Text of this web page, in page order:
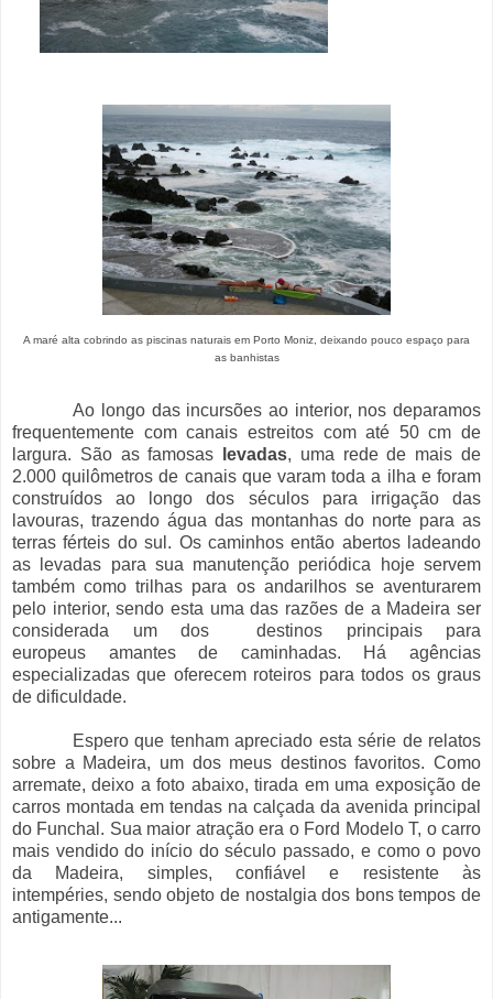
A maré alta cobrindo as piscinas naturais em Porto Moniz, deixando pouco espaço para
as banhistas
Ao longo das incursões ao interior, nos deparamos
frequentemente com canais estreitos com até 50 cm de
largura. São as famosas
levadas, uma rede de mais de
2.000 quilômetros de canais que varam toda a ilha e foram
construídos ao longo dos séculos para irrigação das
lavouras, trazendo água das montanhas do norte para as
terras férteis do sul. Os caminhos então abertos ladeando
as levadas para sua manutenção periódica hoje servem
também como trilhas para os andarilhos se aventurarem
pelo interior, sendo esta uma das razões de a Madeira ser
considerada um dos destinos principais para
europeus amantes de caminhadas. Há agências
especializadas que oferecem roteiros para todos os graus
de dificuldade.
Espero que tenham apreciado esta série de relatos
sobre a Madeira, um dos meus destinos favoritos. Como
arremate, deixo a foto abaixo, tirada em uma exposição de
carros montada em tendas na calçada da avenida principal
do Funchal. Sua maior atração era o Ford Modelo T, o carro
mais vendido do início do século passado, e como o povo
da Madeira, simples, confiável e resistente às
intempéries, sendo objeto de nostalgia dos bons tempos de
antigamente...